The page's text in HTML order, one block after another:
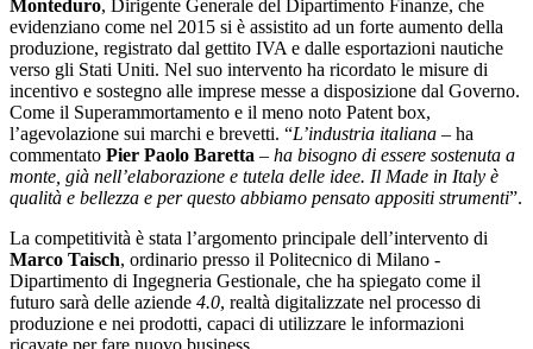
Monteduro, Dirigente Generale del Dipartimento Finanze, che
evidenziano come nel 2015 si è assistito ad un forte aumento della
produzione, registrato dal gettito IVA e dalle esportazioni nautiche
verso gli Stati Uniti. Nel suo intervento ha ricordato le misure di
incentivo e sostegno alle imprese messe a disposizione dal Governo.
Come il Superammortamento e il meno noto Patent box,
l’agevolazione sui marchi e brevetti. “L’industria italiana – ha
commentato Pier Paolo Baretta – ha bisogno di essere sostenuta a
monte, già nell’elaborazione e tutela delle idee. Il Made in Italy è
qualità e bellezza e per questo abbiamo pensato appositi strumenti”.
La competitività è stata l’argomento principale dell’intervento di
Marco Taisch, ordinario presso il Politecnico di Milano -
Dipartimento di Ingegneria Gestionale, che ha spiegato come il
futuro sarà delle aziende 4.0, realtà digitalizzate nel processo di
produzione e nei prodotti, capaci di utilizzare le informazioni
ricavate per fare nuovo business.